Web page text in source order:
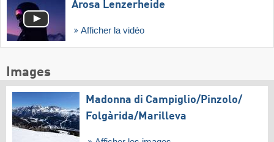
Arosa Lenzerheide
Afficher la vidéo
Images
Madonna di Campiglio/​Pinzolo/​
Folgàrida/​Marilleva